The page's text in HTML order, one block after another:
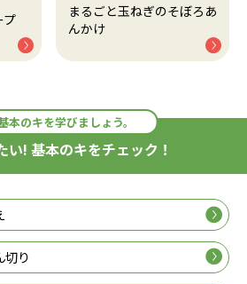
プ
まるごと玉ねぎのそぼろあ
んかけ
本のキを学びましょう。
い! 基本のキをチェック！
り